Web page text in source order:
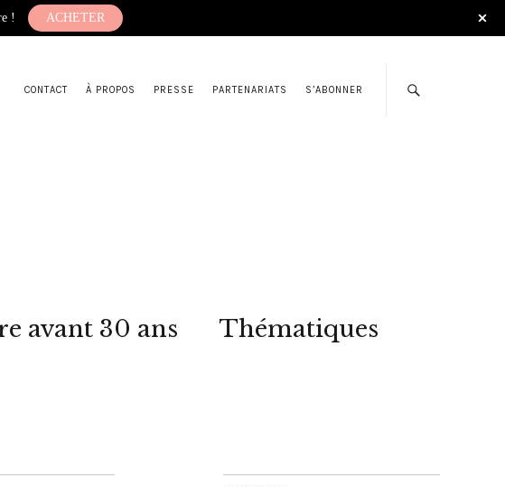
CONTACT À PROPOS PRESSE PARTENARIATS S’ABONNER
avant 30 ans Thématiques
! ACHETER